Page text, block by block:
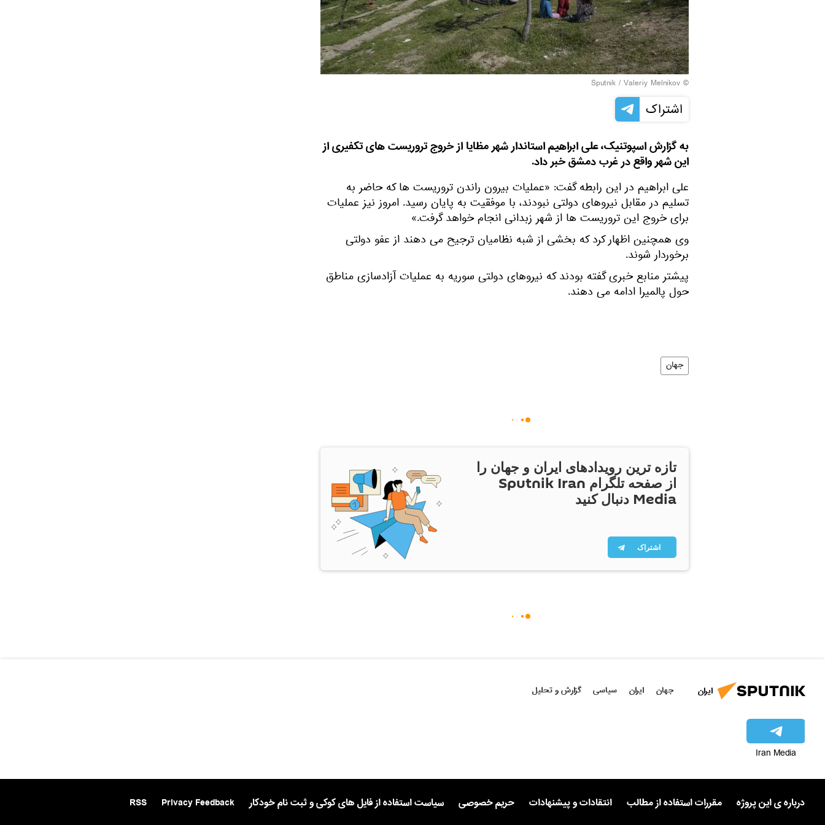
© Sputnik / Valeriy Melnikov
اشتراک
به گزارش اسپوتنیک، علی ابراهیم استاندار شهر مظایا از خروج تروریست های تکفیری از
این شهر واقع در غرب دمشق خبر داد.
علی ابراهیم در این رابطه گفت: «عملیات بیرون راندن تروریست ها که حاضر به
تسلیم در مقابل نیروهای دولتی نبودند، با موفقیت به پایان رسید. امروز نیز عملیات
برای خروج این تروریست ها از شهر زبدانی انجام خواهد گرفت.»
وی همچنین اظهار کرد که بخشی از شبه نظامیان ترجیح می دهند از عفو دولتی
برخوردار شوند.
پیشتر منابع خبری گفته بودند که نیروهای دولتی سوریه به عملیات آزادسازی مناطق
حول پالمیرا ادامه می دهند.
جهان
تازه ترین رویدادهای ایران و جهان را
از صفحه تلگرام Sputnik Iran
Media دنبال کنید
اشتراک
ایران جهان ایران سیاسی گزارش و تحلیل
Iran Media
درباره ی این پروژه مقررات استفاده از مطالب انتقادات و پیشنهادات حریم خصوصی سیاست استفاده از فایل های کوکی و ثبت نام خودکار Privacy Feedback
RSS